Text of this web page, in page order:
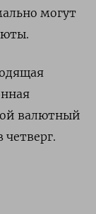
могут
валютный